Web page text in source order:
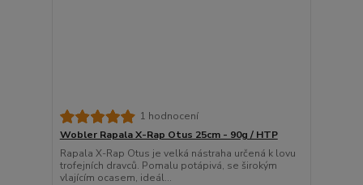
1 hodnocení
Wobler Rapala X-Rap Otus 25cm - 90g / HTP
Rapala X-Rap Otus je velká nástraha určená k lovu
trofejních dravců. Pomalu potápivá, se širokým
vlajícím ocasem, ideál...